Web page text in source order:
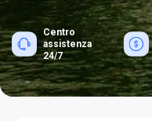
Centro
assistenza
24/7